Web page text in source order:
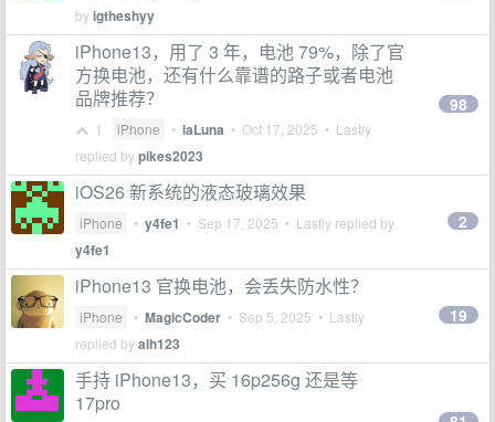
byigtheshyy
iPhone13，用了 3 年，电池 79%，除了官
方换电池，还有什么靠谱的路子或者电池
品牌推荐？
1 iPhone • laLuna • Oct 17, 2025 • Lastly
replied bypikes2023
98
iOS26 新系统的液态玻璃效果
iPhone • y4fe1 • Sep 17, 2025 • Lastly replied by
y4fe1
2
iPhone13 官换电池，会丢失防水性？
iPhone • MagicCoder • Sep 5, 2025 • Lastly
replied byalh123
19
手持 iPhone13，买 16p256g 还是等
17pro